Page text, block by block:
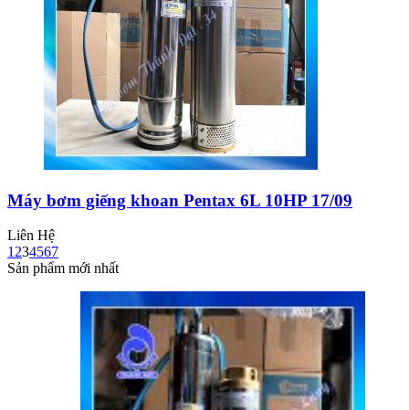
Máy bơm giếng khoan Pentax 6L 10HP 17/09
Liên Hệ
1 234567
Sản phẩm mới nhất